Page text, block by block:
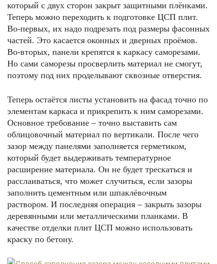
который с двух сторон закрыт защитными плёнками.
Теперь можно переходить к подготовке ЦСП плит.
Во-первых, их надо подрезать под размеры фасонных
частей. Это касается оконных и дверных проёмов.
Во-вторых, панели крепятся к каркасу саморезами.
Но сами саморезы просверлить материал не смогут,
поэтому под них проделывают сквозные отверстия.
Теперь остаётся листы установить на фасад точно по
элементам каркаса и прикрепить к ним саморезами.
Основное требование – точно выставить сам
облицовочный материал по вертикали. После чего
зазор между панелями заполняется герметиком,
который будет выдерживать температурное
расширение материала. Он не будет трескаться и
расслаиваться, что может случиться, если зазоры
заполнить цементным или шпаклёвочным
раствором. И последняя операция – закрыть зазоры
деревянными или металлическими планками. В
качестве отделки плит ЦСП можно использовать
краску по бетону.